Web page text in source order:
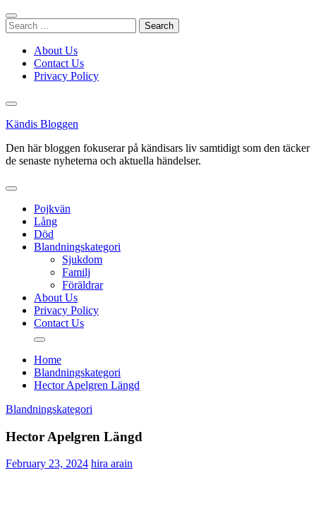
Skip
to
content
Search
for:
About Us
Contact Us
Privacy Policy
Kändis Bloggen
Den här bloggen fokuserar på kändisars liv samtidigt som den täcker
de senaste nyheterna och aktuella händelser.
Pojkvän
Lång
Död
Blandningskategori
Sjukdom
Familj
Föräldrar
About Us
Privacy Policy
Contact Us
Home
Blandningskategori
Hector Apelgren Längd
Blandningskategori
Hector Apelgren Längd
February 23, 2024 hira arain